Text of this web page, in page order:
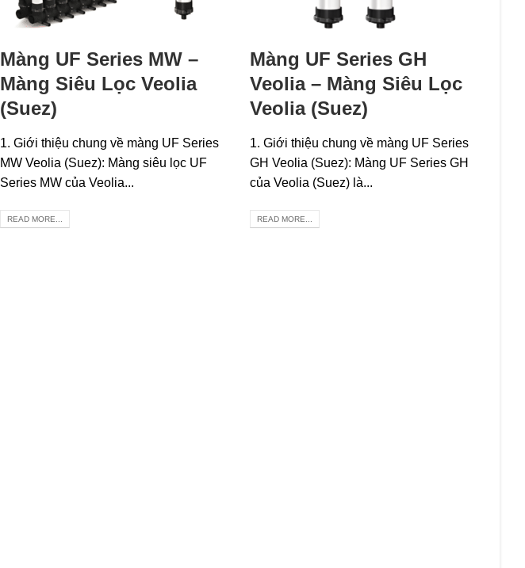
Màng UF Series MW –
Màng Siêu Lọc Veolia
(Suez)
1. Giới thiệu chung về màng UF Series
MW Veolia (Suez): Màng siêu lọc UF
Series MW của Veolia...
READ MORE...
Màng UF Series GH
Veolia – Màng Siêu Lọc
Veolia (Suez)
1. Giới thiệu chung về màng UF Series
GH Veolia (Suez): Màng UF Series GH
của Veolia (Suez) là...
READ MORE...